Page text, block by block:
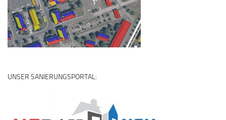
UNSER SANIERUNGSPORTAL: